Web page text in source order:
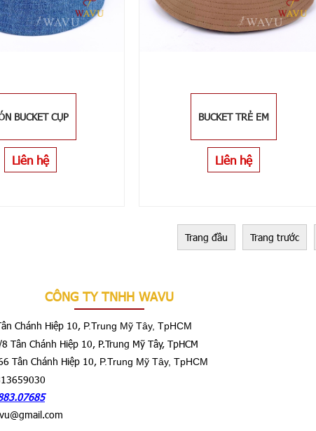
BUCKET CỤP
Liên hệ
BUCKET TRẺ EM
Liên hệ
Trang đầu Trang trước
CÔNG TY TNHH WAVU
Chánh Hiệp 10, P.Trung Mỹ Tây, TpHCM
Tân Chánh Hiệp 10, P.Trung Mỹ Tây, TpHCM
Tân Chánh Hiệp 10, P.Trung Mỹ Tây, TpHCM